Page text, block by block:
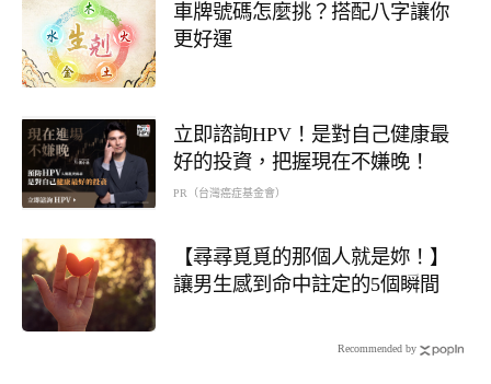
車牌號碼怎麼挑？搭配八字讓你
更好運
立即諮詢HPV！是對自己健康最
好的投資，把握現在不嫌晚！
PR（台灣癌症基金會）
【尋尋覓覓的那個人就是妳！】
讓男生感到命中註定的5個瞬間
Recommended by